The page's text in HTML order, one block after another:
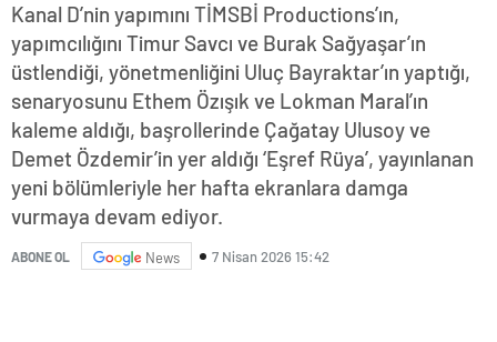
Kanal D’nin yapımını TİMSBİ Productions’ın,
yapımcılığını Timur Savcı ve Burak Sağyaşar’ın
üstlendiği, yönetmenliğini Uluç Bayraktar’ın yaptığı,
senaryosunu Ethem Özışık ve Lokman Maral’ın
kaleme aldığı, başrollerinde Çağatay Ulusoy ve
Demet Özdemir’in yer aldığı ‘Eşref Rüya’, yayınlanan
yeni bölümleriyle her hafta ekranlara damga
vurmaya devam ediyor.
ABONE OL News 7 Nisan 2026 15:42